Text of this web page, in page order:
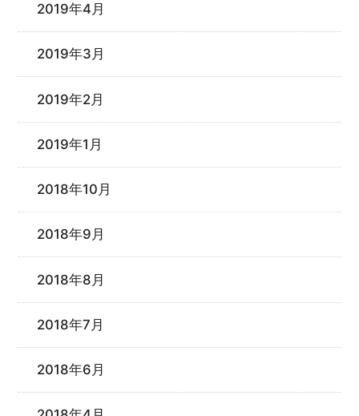
2019年4月
2019年3月
2019年2月
2019年1月
2018年10月
2018年9月
2018年8月
2018年7月
2018年6月